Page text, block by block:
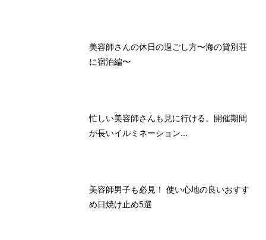
美容師さんの休日の過ごし方〜海の貸別荘
に宿泊編〜
忙しい美容師さんも見に行ける。開催期間
が長いイルミネーション...
美容師男子も必見！ 使い心地の良いおすす
め日焼け止め5選